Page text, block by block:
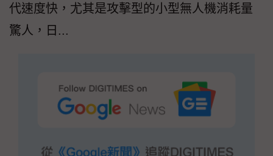
代速度快，尤其是攻擊型的小型無人機消耗量
驚人，日...